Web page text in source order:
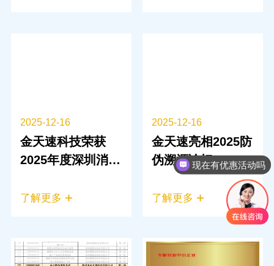
2025-12-16
金天速科技荣获
2025年度深圳消费
景“优秀案例”奖项
了解更多
2025-12-16
金天速亮相2025防
伪溯源论坛，
以“多码合一”AI防
伪技术重塑商品信
了解更多
现在有优惠活动吗